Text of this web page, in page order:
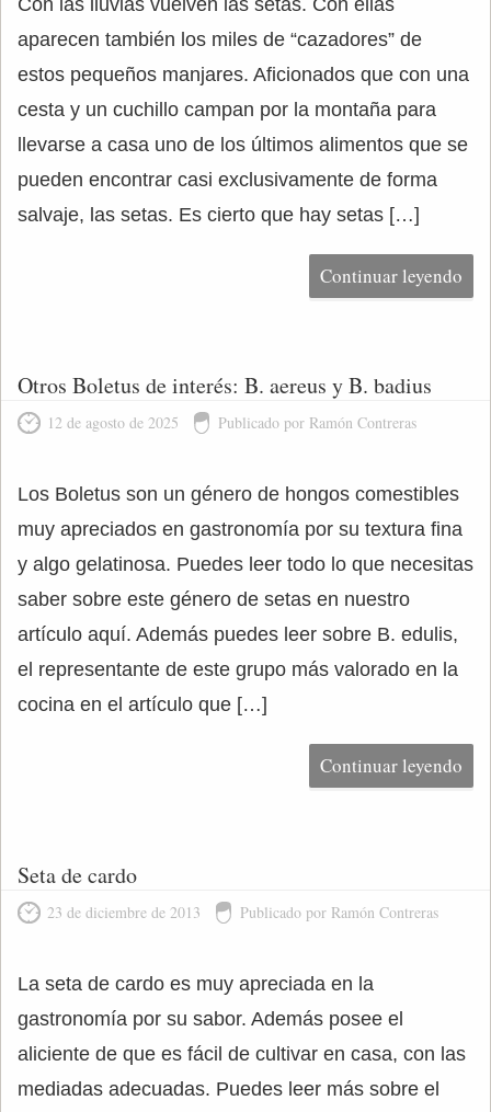
Con las lluvias vuelven las setas. Con ellas
aparecen también los miles de “cazadores” de
estos pequeños manjares. Aficionados que con una
cesta y un cuchillo campan por la montaña para
llevarse a casa uno de los últimos alimentos que se
pueden encontrar casi exclusivamente de forma
salvaje, las setas. Es cierto que hay setas […]
Continuar leyendo
Otros Boletus de interés: B. aereus y B. badius
12 de agosto de 2025 Publicado por Ramón Contreras
Los Boletus son un género de hongos comestibles
muy apreciados en gastronomía por su textura fina
y algo gelatinosa. Puedes leer todo lo que necesitas
saber sobre este género de setas en nuestro
artículo aquí. Además puedes leer sobre B. edulis,
el representante de este grupo más valorado en la
cocina en el artículo que […]
Continuar leyendo
Seta de cardo
23 de diciembre de 2013 Publicado por Ramón Contreras
La seta de cardo es muy apreciada en la
gastronomía por su sabor. Además posee el
aliciente de que es fácil de cultivar en casa, con las
mediadas adecuadas. Puedes leer más sobre el